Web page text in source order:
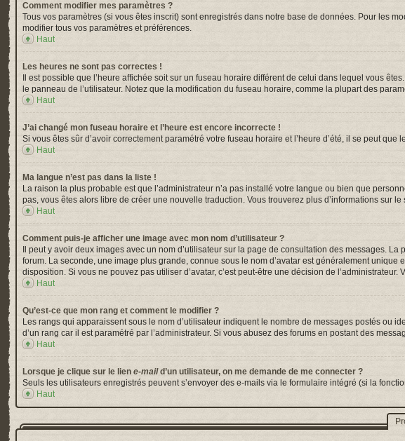
Comment modifier mes paramètres ?
Tous vos paramètres (si vous êtes inscrit) sont enregistrés dans notre base de données. Pour les
modifier tous vos paramètres et préférences.
Haut
Les heures ne sont pas correctes !
Il est possible que l’heure affichée soit sur un fuseau horaire différent de celui dans lequel vous
le panneau de l’utilisateur. Notez que la modification du fuseau horaire, comme la plupart des
Haut
J’ai changé mon fuseau horaire et l’heure est encore incorrecte !
Si vous êtes sûr d’avoir correctement paramétré votre fuseau horaire et l’heure d’été, il se peut
Haut
Ma langue n’est pas dans la liste !
La raison la plus probable est que l’administrateur n’a pas installé votre langue ou bien que
pas, vous êtes alors libre de créer une nouvelle traduction. Vous trouverez plus d’informations sur
Haut
Comment puis-je afficher une image avec mon nom d’utilisateur ?
Il peut y avoir deux images avec un nom d’utilisateur sur la page de consultation des messages.
forum. La seconde, une image plus grande, connue sous le nom d’avatar est généralement
disposition. Si vous ne pouvez pas utiliser d’avatar, c’est peut-être une décision de
Haut
Qu’est-ce que mon rang et comment le modifier ?
Les rangs qui apparaissent sous le nom d’utilisateur indiquent le nombre de messages postés ou
d’un rang car il est paramétré par l’administrateur. Si vous abusez des forums en postant des
Haut
Lorsque je clique sur le lien e-maild’un utilisateur, on me demande de me connecter ?
Seuls les utilisateurs enregistrés peuvent s’envoyer des e-mails via le formulaire intégré (si la
Haut